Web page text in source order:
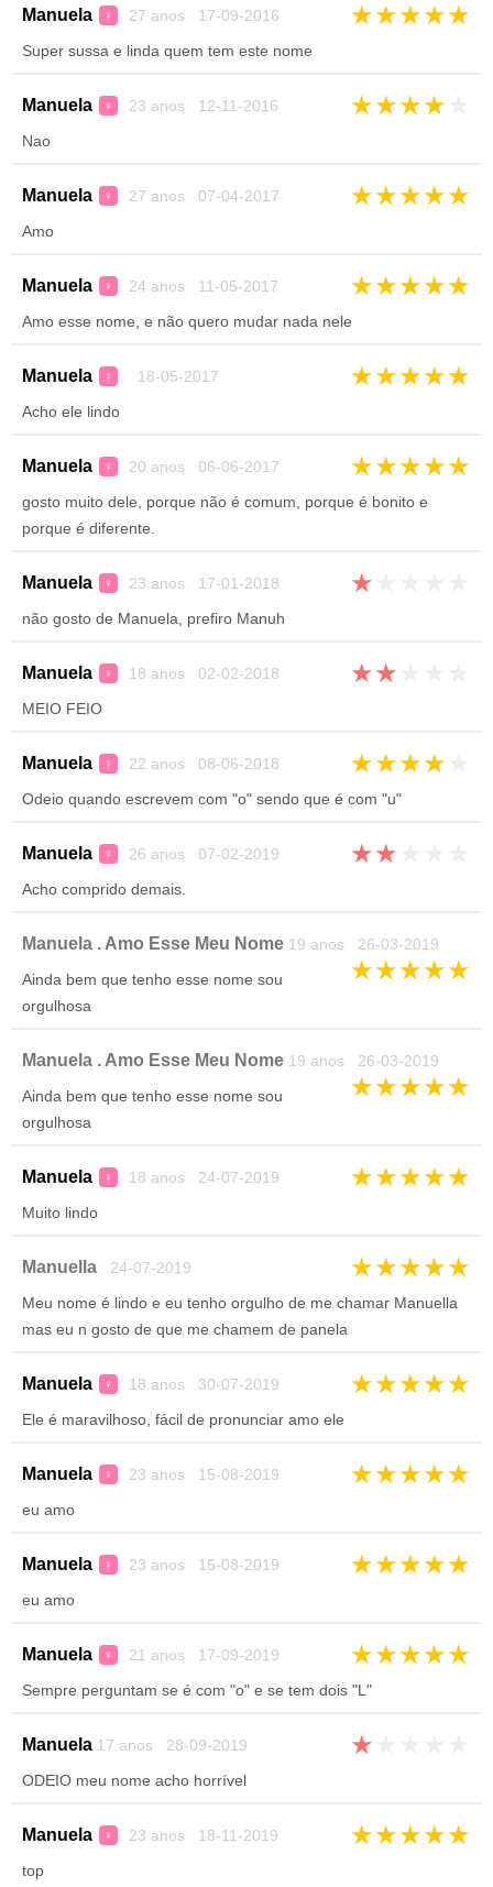
Manuela ♀ 27 anos 17-09-2016 ★★★★★
Super sussa e linda quem tem este nome
Manuela ♀ 23 anos 12-11-2016 ★★★★
Nao
Manuela ♀ 27 anos 07-04-2017 ★★★★★
Amo
Manuela ♀ 24 anos 11-05-2017 ★★★★★
Amo esse nome, e não quero mudar nada nele
Manuela ♀ 18-05-2017 ★★★★★
Acho ele lindo
Manuela ♀ 20 anos 06-06-2017 ★★★★★
gosto muito dele, porque não é comum, porque é bonito e
porque é diferente.
Manuela ♀ 23 anos 17-01-2018 ★
não gosto de Manuela, prefiro Manuh
Manuela ♀ 18 anos 02-02-2018 ★★
MEIO FEIO
Manuela ♀ 22 anos 08-06-2018 ★★★★
Odeio quando escrevem com "o" sendo que é com "u"
Manuela ♀ 26 anos 07-02-2019 ★★
Acho comprido demais.
Manuela . Amo Esse Meu Nome 19 anos 26-03-2019
★★★★★
Ainda bem que tenho esse nome sou
orgulhosa
Manuela . Amo Esse Meu Nome 19 anos 26-03-2019
★★★★★
Ainda bem que tenho esse nome sou
orgulhosa
Manuela ♀ 18 anos 24-07-2019 ★★★★★
Muito lindo
Manuella 24-07-2019 ★★★★★
Meu nome é lindo e eu tenho orgulho de me chamar Manuella
mas eu n gosto de que me chamem de panela
Manuela ♀ 18 anos 30-07-2019 ★★★★★
Ele é maravilhoso, fácil de pronunciar amo ele
Manuela ♀ 23 anos 15-08-2019 ★★★★★
eu amo
Manuela ♀ 23 anos 15-08-2019 ★★★★★
eu amo
Manuela ♀ 21 anos 17-09-2019 ★★★★★
Sempre perguntam se é com "o" e se tem dois "L"
Manuela 17 anos 28-09-2019 ★
ODEIO meu nome acho horrível
Manuela ♀ 23 anos 18-11-2019 ★★★★★
top